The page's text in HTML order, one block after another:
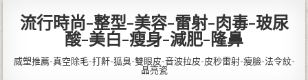
流行時尚-整型-美容-雷射-肉毒-玻尿
酸-美白-瘦身-減肥-隆鼻
威塑推薦-真空除毛-打鼾-狐臭-雙眼皮-音波拉皮-皮秒雷射-瘦臉-法令紋-
晶亮瓷